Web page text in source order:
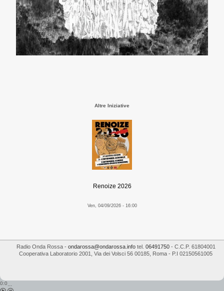
Altre Iniziative
Renoize 2026
Ven, 04/09/2026 - 16:00
Radio Onda Rossa- ondarossa@ondarossa.infotel. 06491750- C.C.P. 61804001
Cooperativa Laboratorio 2001
Via dei Volsci 56 00185 Roma - P.I 02150561005
0:0